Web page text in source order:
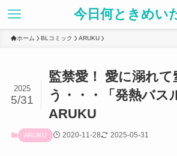
今日何ときめい
ホーム BLコミック ARUKU
監禁愛！ 愛に溺れて
う・・・「発熱バス
ARUKU
2025
5/31
ARUKU 2020-11-28 2025-05-31